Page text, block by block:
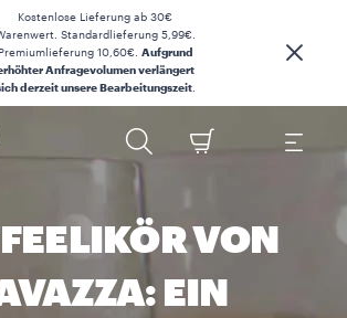
Kostenlose Lieferung ab 30€
Standardlieferung 5,99€.
Premiumlieferung 10,60€. Aufgrund
Anfragevolumen verlängert
derzeit unsere Bearbeitungszeit.
VON
EIN